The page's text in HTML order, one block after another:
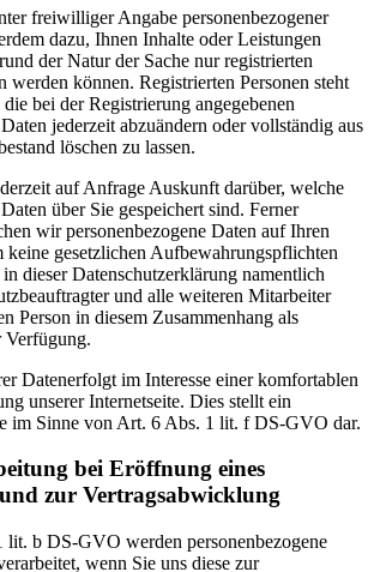
freiwilliger Angabe personenbezogener
dazu, Ihnen Inhalte oder Leistungen
der Natur der Sache nur registrierten
werden können. Registrierten Personen steht
bei der Registrierung angegebenen
jederzeit abzuändern oder vollständig aus
löschen zu lassen.
auf Anfrage Auskunft darüber, welche
über Sie gespeichert sind. Ferner
wir personenbezogene Daten auf Ihren
keine gesetzlichen Aufbewahrungspflichten
dieser Datenschutzerklärung namentlich
und alle weiteren Mitarbeiter
Person in diesem Zusammenhang als
Verfügung.
Datenerfolgt im Interesse einer komfortablen
unserer Internetseite. Dies stellt ein
im Sinne von Art. 6 Abs. 1 lit. f DS-GVO dar.
bei Eröffnung eines
zur Vertragsabwicklung
lit. b DS-GVO werden personenbezogene
wenn Sie uns diese zur